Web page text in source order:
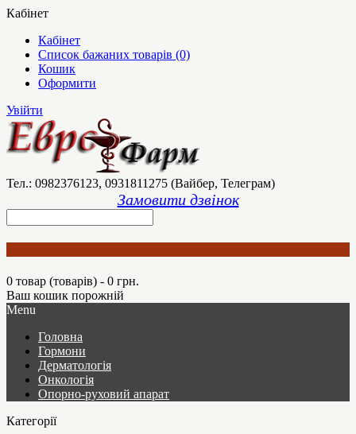
Кабінет
Кабінет
Список бажаних товарів (0)
Кошик
Оформити
Увійти
Тел.: 0982376123, 0931811275 (Вайбер, Телеграм)
Замовити дзвінок
0 товар (товарів) - 0 грн.
Ваш кошик порожній
Menu
Головна
Гормони
Дерматологія
Онкологія
Опорно-руховий апарат
Категорії